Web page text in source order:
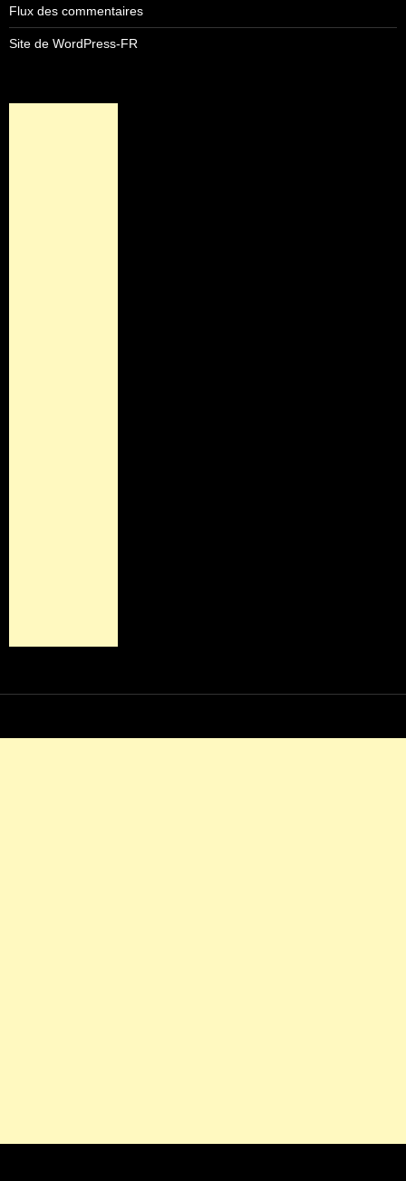
Flux des commentaires
Site de WordPress-FR